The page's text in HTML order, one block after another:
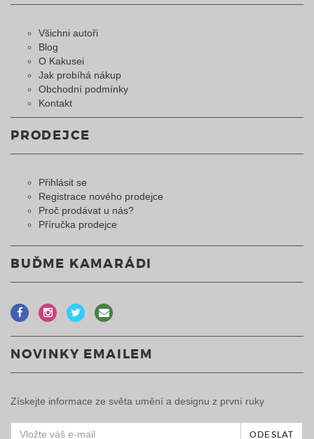
Všichni autoři
Blog
O Kakusei
Jak probíhá nákup
Obchodní podmínky
Kontakt
PRODEJCE
Přihlásit se
Registrace nového prodejce
Proč prodávat u nás?
Příručka prodejce
BUĎME KAMARÁDI
NOVINKY EMAILEM
Získejte informace ze světa umění a designu z první ruky
ODESLAT